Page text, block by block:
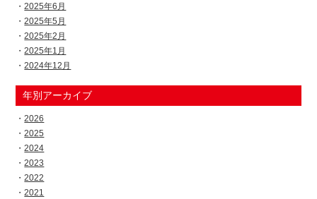
2025年6月
2025年5月
2025年2月
2025年1月
2024年12月
年別アーカイブ
2026
2025
2024
2023
2022
2021